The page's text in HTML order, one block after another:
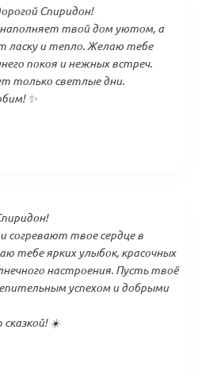
Спиридон!
твой дом уютом, а
ласку и тепло. Желаю тебе
покоя и нежных встреч.
только светлые дни.
✨
согревают твое сердце в
тебе ярких улыбок, красочных
настроения. Пусть твоё
успехом и добрыми
сказкой! ☀️